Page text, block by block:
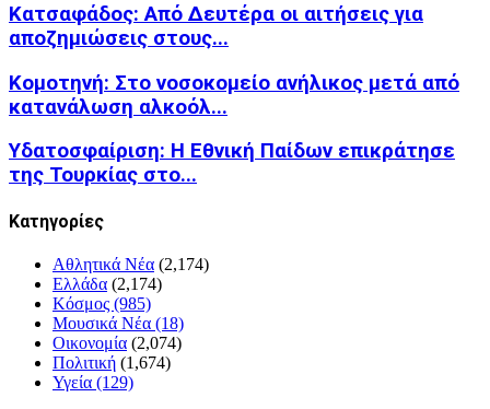
Κατσαφάδος: Από Δευτέρα οι αιτήσεις για
αποζημιώσεις στους...
Κομοτηνή: Στο νοσοκομείο ανήλικος μετά από
κατανάλωση αλκοόλ...
Υδατοσφαίριση: Η Εθνική Παίδων επικράτησε
της Τουρκίας στο...
Kατηγορίες
Αθλητικά Νέα (2,174)
Ελλάδα (2,174)
Κόσμος (985)
Μουσικά Νέα (18)
Οικονομία (2,074)
Πολιτική (1,674)
Υγεία (129)